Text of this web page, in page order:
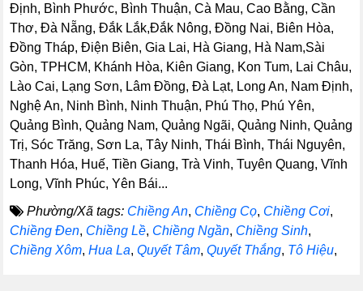
Định, Bình Phước, Bình Thuận, Cà Mau, Cao Bằng, Cần
Thơ, Đà Nẵng, Đắk Lắk,Đắk Nông, Đồng Nai, Biên Hòa,
Đồng Tháp, Điện Biên, Gia Lai, Hà Giang, Hà Nam,Sài
Gòn, TPHCM, Khánh Hòa, Kiên Giang, Kon Tum, Lai Châu,
Lào Cai, Lạng Sơn, Lâm Đồng, Đà Lạt, Long An, Nam Định,
Nghệ An, Ninh Bình, Ninh Thuận, Phú Thọ, Phú Yên,
Quảng Bình, Quảng Nam, Quảng Ngãi, Quảng Ninh, Quảng
Trị, Sóc Trăng, Sơn La, Tây Ninh, Thái Bình, Thái Nguyên,
Thanh Hóa, Huế, Tiền Giang, Trà Vinh, Tuyên Quang, Vĩnh
Long, Vĩnh Phúc, Yên Bái...
Phường/Xã tags: Chiềng An, Chiềng Cọ, Chiềng Cơi,
Chiềng Đen, Chiềng Lề, Chiềng Ngần, Chiềng Sinh,
Chiềng Xôm,Hua La,Quyết Tâm,Quyết Thắng, Tô Hiệu,